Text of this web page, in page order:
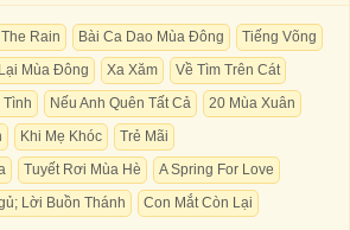
Rain Bài Ca Dao Mùa Đông
Tiếng Võng
Mùa Đông Xa Xăm
Về Tìm Trên Cát
Nếu Anh Quên Tất Cả
20 Mùa Xuân
Khi Mẹ Khóc
Trẻ Mãi
Tuyết Rơi Mùa Hè
A Spring For Love
Lời Buồn Thánh
Con Mắt Còn Lại